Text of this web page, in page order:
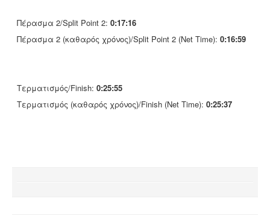
Πέρασμα 2/Split Point 2: 0:17:16
Πέρασμα 2 (καθαρός χρόνος)/Split Point 2 (Net Time): 0:16:59
Τερματισμός/Finish: 0:25:55
Τερματισμός (καθαρός χρόνος)/Finish (Net Time): 0:25:37